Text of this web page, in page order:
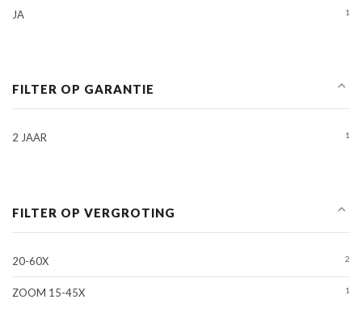
JA 1
FILTER OP GARANTIE
2 JAAR 1
FILTER OP VERGROTING
20-60X 2
ZOOM 15-45X 1